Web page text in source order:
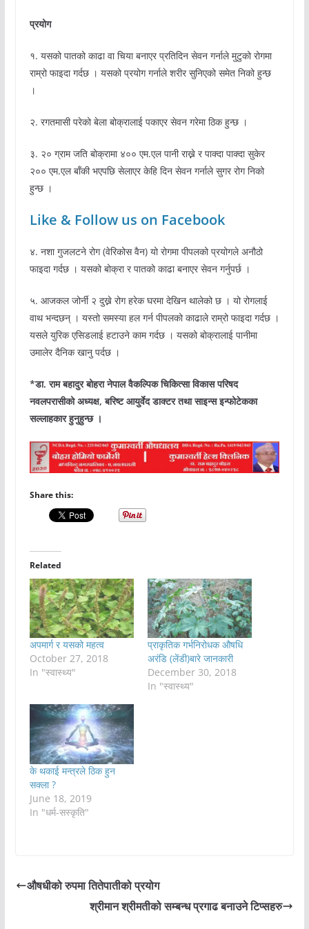
प्रयोग
१. यसको पातको काढा वा चिया बनाएर प्रतिदिन सेवन गर्नाले मुटुको रोगमा
राम्रो फाइदा गर्दछ । यसको प्रयोग गर्नाले शरीर सुनिएको समेत निको हुन्छ
।
२. रगतमासी परेको बेला बोक्रालाई पकाएर सेवन गरेमा ठिक हुन्छ ।
३. २० ग्राम जति बोक्रामा ४०० एम.एल पानी राख्ने र पाक्दा पाक्दा सुकेर
२०० एम.एल बाँकी भएपछि सेलाएर केहि दिन सेवन गर्नाले सुगर रोग निको
हुन्छ ।
Like & Follow us on Facebook
४. नशा गुजलटने रोग (वेरिकोस वैन) यो रोगमा पीपलको प्रयोगले अनौठो
फाइदा गर्दछ । यसको बोक्रा र पातको काढा बनाएर सेवन गर्नुपर्छ ।
५. आजकल जोर्नी २ दुख्ने रोग हरेक घरमा देखिन थालेको छ । यो रोगलाई
वाथ भन्दछन् । यस्तो समस्या हल गर्न पीपलको काढाले राम्रो फाइदा गर्दछ ।
यसले युरिक एसिडलाई हटाउने काम गर्दछ । यसको बोक्रालाई पानीमा
उमालेर दैनिक खानु पर्दछ ।
*डा. राम बहादुर बोहरा नेपाल वैकल्पिक चिकित्सा विकास परिषद
नवलपरासीको अध्यक्ष, बरिष्ट आयुर्वेद डाक्टर तथा साइन्स इन्फोटेकका
सल्लाहकार हुनुहुन्छ ।
Share this:
Related
अपमार्ग र यसको महत्व
October 27, 2018
In "स्वास्थ्य"
प्राकृतिक गर्भनिरोधक औषधि
अरंडि (लेंडी)बारे जानकारी
December 30, 2018
In "स्वास्थ्य"
के थकाई मन्त्रले ठिक हुन
सक्ला ?
June 18, 2019
In "धर्म-सस्कृति"
औषधीको रुपमा तितेपातीको प्रयोग
श्रीमान श्रीमतीको सम्बन्ध प्रगाढ बनाउने टिप्सहरु